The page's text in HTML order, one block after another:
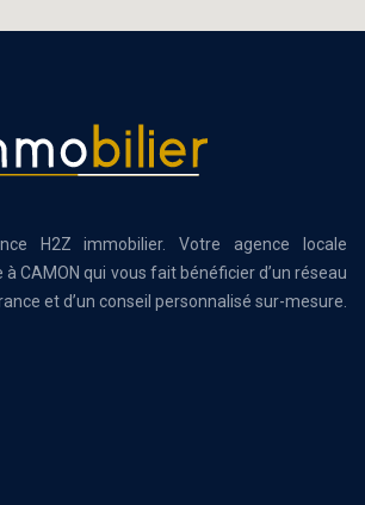
H2Z immobilier. Votre agence locale
CAMON qui vous fait bénéficier d’un réseau
et d’un conseil personnalisé sur-mesure.